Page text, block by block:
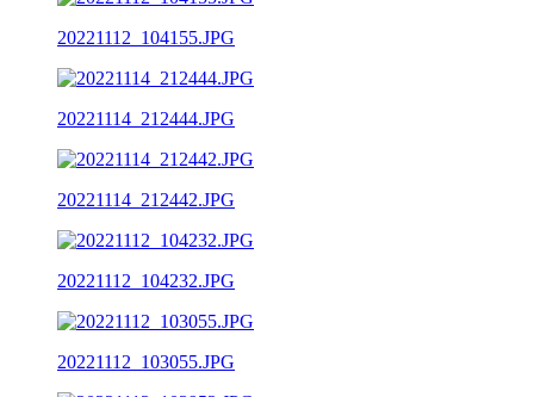
20221112_104155.JPG
20221114_212444.JPG
20221114_212442.JPG
20221112_104232.JPG
20221112_103055.JPG